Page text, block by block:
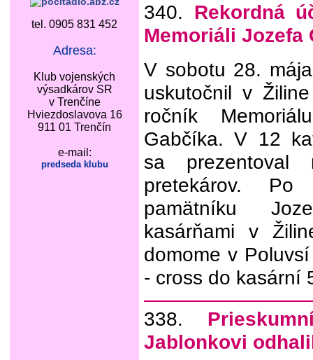
tel. 0905 831 452
Adresa:
Klub vojenských
výsadkárov SR
v Trenčíne
Hviezdoslavova 16
911 01 Trenčín
e-mail:
predseda klubu
340. Rekordná
Memoriáli Jozefa
V sobotu 28.
uskutočnil v
ročník
Gabčíka. V 12
sa prezentoval
pretekárov.
pamätníku
kasárňami v
domome v
- cross do kasární
338.
Jablonkovi